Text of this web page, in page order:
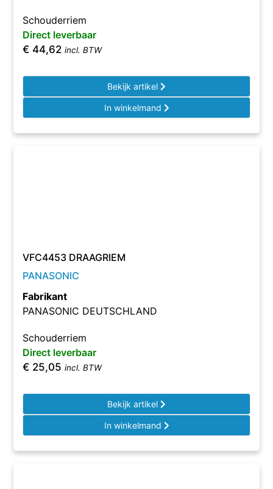
Schouderriem
Direct leverbaar
€ 44,62 incl. BTW
Bekijk artikel
In winkelmand
VFC4453 DRAAGRIEM
PANASONIC
Fabrikant
PANASONIC DEUTSCHLAND
Schouderriem
Direct leverbaar
€ 25,05 incl. BTW
Bekijk artikel
In winkelmand